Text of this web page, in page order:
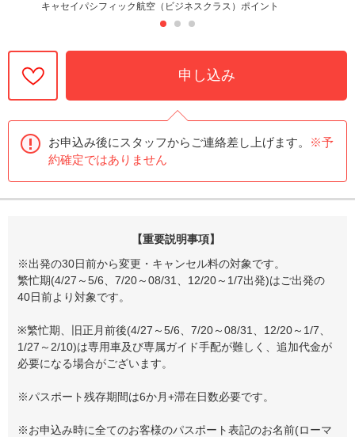
キャセイパシフィック航空（ビジネスクラス）ポイント
申し込み
お申込み後にスタッフからご連絡差し上げます。
※予
約確定ではありません
【重要説明事項】
※出発の30日前から変更・キャンセル料の対象です。
繁忙期(4/27～5/6、7/20～08/31、12/20～1/7出発)はご出発の
40日前より対象です。
※繁忙期、旧正月前後(4/27～5/6、7/20～08/31、12/20～1/7、
1/27～2/10)は専用車及び専属ガイド手配が難しく、追加代金が
必要になる場合がございます。
※パスポート残存期間は6か月+滞在日数必要です。
※お申込み時に全てのお客様のパスポート表記のお名前(ローマ